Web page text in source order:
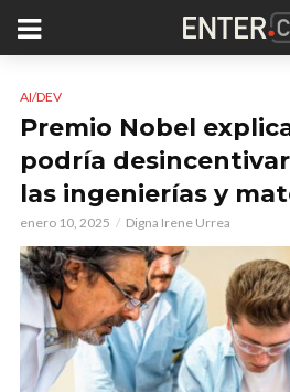
AI/DEV
Premio Nobel
podría
las ingenierías y
enero 10, 2025 Digna Irene Urrea